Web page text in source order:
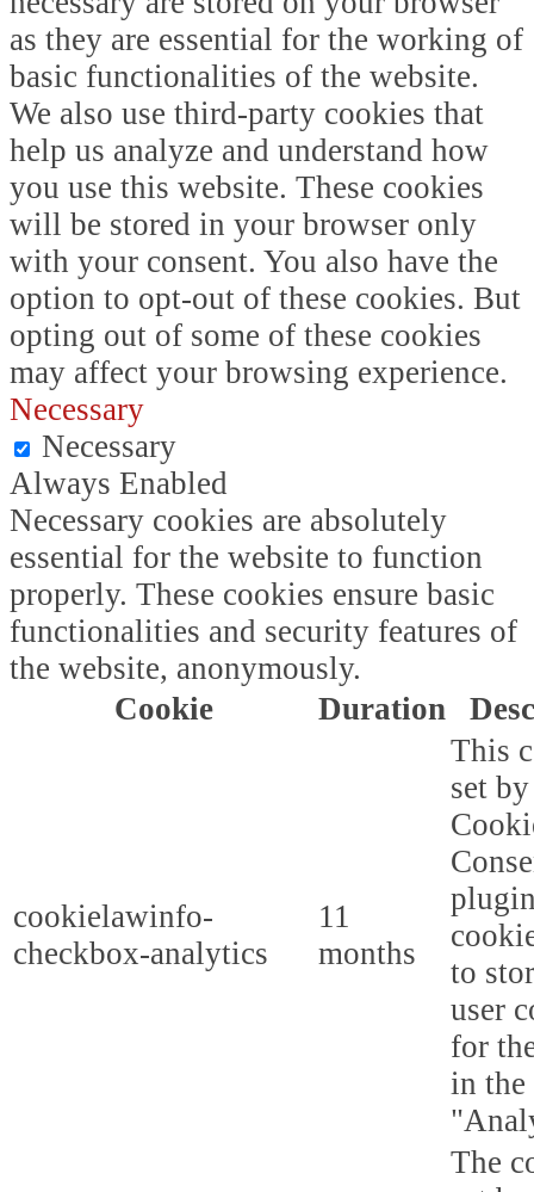
as they are essential for the working of
basic functionalities of the website.
We also use third-party cookies that
help us analyze and understand how
you use this website. These cookies
will be stored in your browser only
with your consent. You also have the
option to opt-out of these cookies. But
opting out of some of these cookies
may affect your browsing experience.
Necessary
Necessary
Always Enabled
Necessary cookies are absolutely
essential for the website to function
properly. These cookies ensure basic
functionalities and security features of
the website, anonymously.
Cookie
Duration
cookielawinfo-
checkbox-analytics
11
months
This
set
to
user
for
in the
The